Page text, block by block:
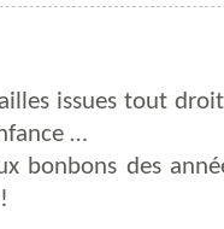
issues tout
…
bonbons des